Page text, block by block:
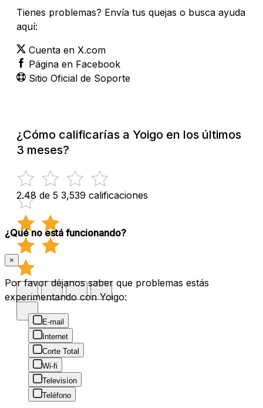
Tienes problemas? Envía tus quejas o busca ayuda
aquí:
Cuenta en X.com
Página en Facebook
Sitio Oficial de Soporte
¿Cómo calificarías a Yoigo en los últimos
3 meses?
2.48 de 5 3,539 calificaciones
¿Qué no está funcionando?
×
Por favor déjanos saber que problemas estás
experimentando con Yoigo:
E-mail
Internet
Corte Total
Wi-fi
Televisíon
Teléfono